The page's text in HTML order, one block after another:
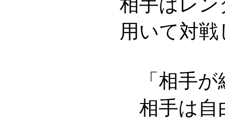
用いて対
「相手が
相手は自